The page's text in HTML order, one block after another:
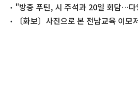
력의 소리를 읽다
"방중 푸틴, 시 주석과 20일 회담…다
의"
〔화보〕사진으로 본 전남교육 이모